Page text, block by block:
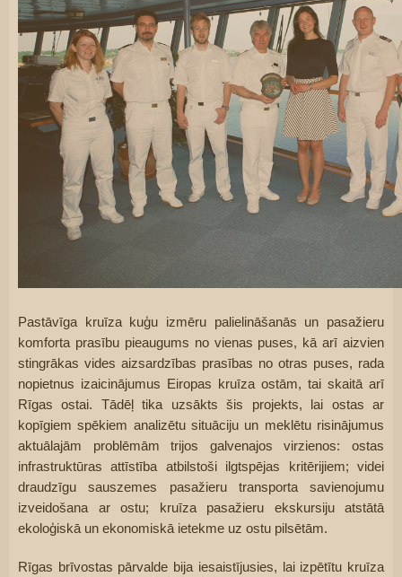
Pastāvīga kruīza kuģu izmēru palielināšanās un pasažieru
komforta prasību pieaugums no vienas puses, kā arī aizvien
stingrākas vides aizsardzības prasības no otras puses, rada
nopietnus izaicinājumus Eiropas kruīza ostām, tai skaitā arī
Rīgas ostai. Tādēļ tika uzsākts šis projekts, lai ostas ar
kopīgiem spēkiem analizētu situāciju un meklētu risinājumus
aktuālajām problēmām trijos galvenajos virzienos: ostas
infrastruktūras attīstība atbilstoši ilgtspējas kritērijiem; videi
draudzīgu sauszemes pasažieru transporta savienojumu
izveidošana ar ostu; kruīza pasažieru ekskursiju atstātā
ekoloģiskā un ekonomiskā ietekme uz ostu pilsētām.
Rīgas brīvostas pārvalde bija iesaistījusies, lai izpētītu kruīza